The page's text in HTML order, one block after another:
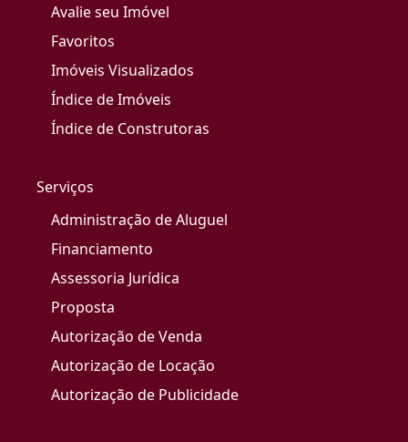
Avalie seu Imóvel
Favoritos
Imóveis Visualizados
Índice de Imóveis
Índice de Construtoras
Serviços
Administração de Aluguel
Financiamento
Assessoria Jurídica
Proposta
Autorização de Venda
Autorização de Locação
Autorização de Publicidade